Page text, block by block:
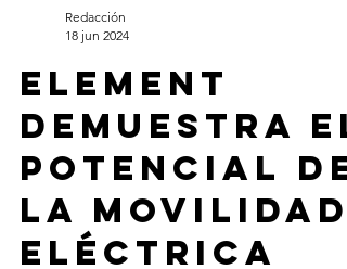
Redacción
18 jun 2024